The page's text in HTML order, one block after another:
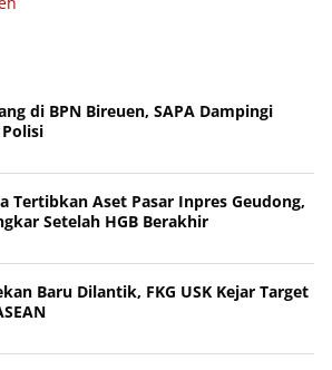
di BPN Bireuen, SAPA Dampingi
Tertibkan Aset Pasar Inpres Geudong,
Setelah HGB Berakhir
Baru Dilantik, FKG USK Kejar Target